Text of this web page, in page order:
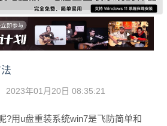
2023年01月20日 08:35:21
?用u盘重装系统win7是飞防简单和